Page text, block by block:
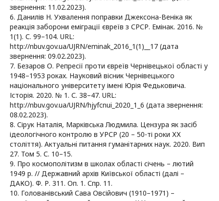
звернення: 11.02.2023).
6. Данилів Н. Ухвалення поправки Джексона-Веніка як
реакція заборони еміграції євреїв з СРСР. Емінак. 2016. №
1(1). С. 99–104. URL:
http://nbuv.gov.ua/UJRN/eminak_2016_1(1)__17 (дата
звернення: 09.02.2023).
7. Безаров О. Репресії проти євреїв Чернівецької області у
1948–1953 роках. Науковий вісник Чернівецького
національного університету імені Юрія Федьковича.
Історія. 2020. № 1. С. 38–47. URL:
http://nbuv.gov.ua/UJRN/hjyfcnui_2020_1_6 (дата звернення:
08.02.2023).
8. Сірук Наталія, Марківська Людмила. Цензура як засіб
ідеологічного контролю в УРСР (20 – 50-ті роки ХХ
століття). Актуальнi питання гуманiтарних наук. 2020. Вип
27. Том 5. С. 10–15.
9. Про космополітизм в школах області січень – лютий
1949 р. // Державний архів Київської області (далі –
ДАКО). Ф. Р. 311. Оп. 1. Спр. 11.
10. Голованівський Сава Овсійович (1910–1971) –